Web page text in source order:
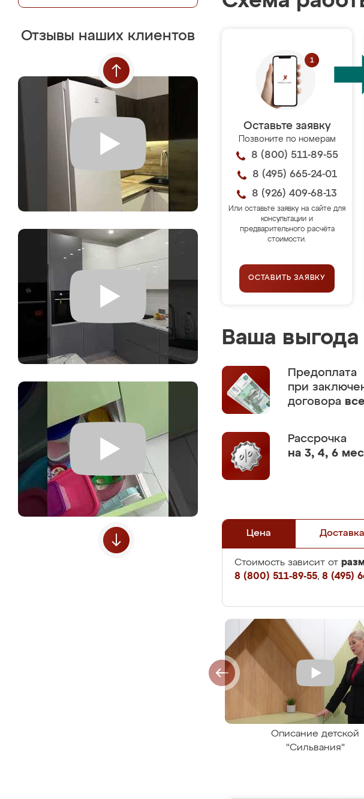
Отзывы наших клиентов
Оставьте заявку
Позвоните по номерам
8 (800) 511-89-55
8 (495) 665-24-01
8 (926) 409-68-13
Или оставьте заявку на сайте для
консультации и
предварительного расчёта
стоимости.
ОСТАВИТЬ ЗАЯВКУ
Ваша
Предоплата
при
договора
Рассрочка
на 3, 4, 6
Цена Доставка
Стоимость зависит от
8 (800) 511-89-55, 8 (495)
Описание детской
"Сильвания"